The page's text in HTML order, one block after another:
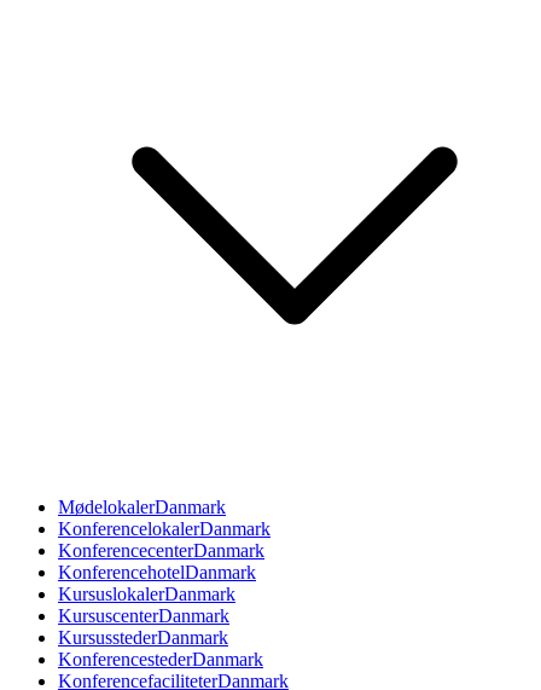
MødelokalerDanmark
KonferencelokalerDanmark
KonferencecenterDanmark
KonferencehotelDanmark
KursuslokalerDanmark
KursuscenterDanmark
KursusstederDanmark
KonferencestederDanmark
KonferencefaciliteterDanmark